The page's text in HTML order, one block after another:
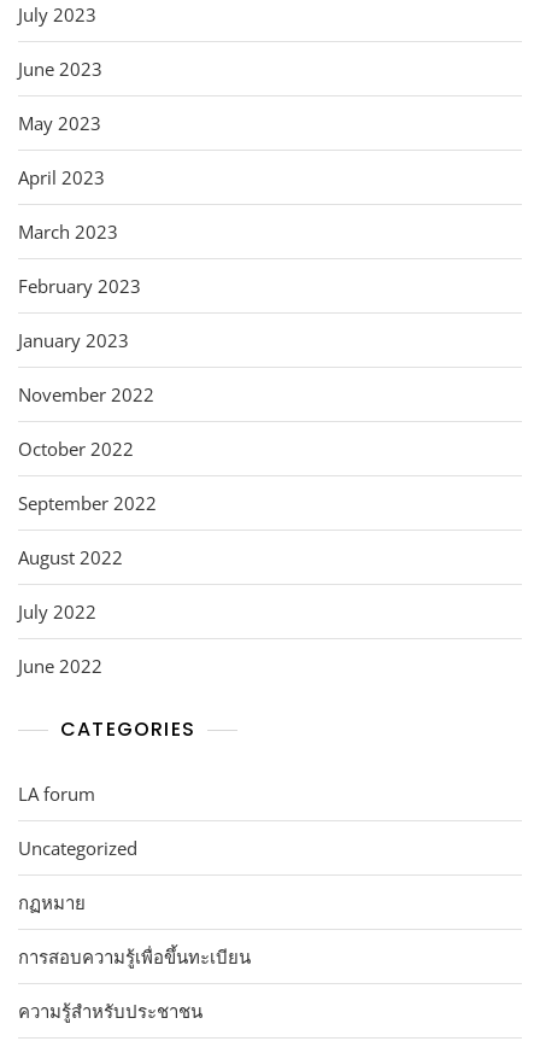
July 2023
June 2023
May 2023
April 2023
March 2023
February 2023
January 2023
November 2022
October 2022
September 2022
August 2022
July 2022
June 2022
CATEGORIES
LA forum
Uncategorized
กฏหมาย
การสอบความรู้เพื่อขึ้นทะเบียน
ความรู้สำหรับประชาชน